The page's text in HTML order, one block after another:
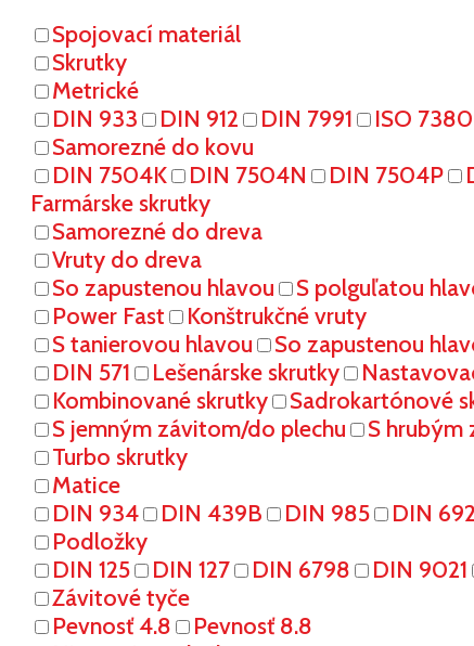
Spojovací materiál
Skrutky
Metrické
DIN 933
DIN 912 DIN 7991 ISO 7380
Samorezné do kovu
DIN 7504K
DIN 7504N DIN 7504P
Farmárske skrutky
Samorezné do dreva
Vruty do dreva
So zapustenou hlavou
S polguľatou
Power Fast
Konštrukčné vruty
S tanierovou hlavou
So zapustenou
DIN 571
Lešenárske skrutky
Kombinované skrutky
Sadrokartónové
S jemným závitom/do plechu
S
Turbo skrutky
Matice
DIN 934
DIN 439B DIN 985 DIN
Podložky
DIN 125
DIN 127 DIN 6798 DIN 9021
Závitové tyče
Pevnosť 4.8
Pevnosť 8.8